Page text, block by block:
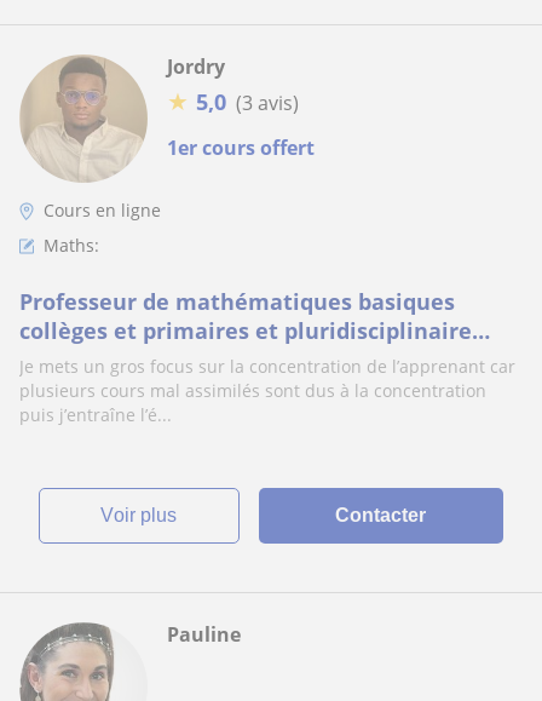
1er cours offert
Jordry
★ 5,0 (3 avis)
Cours en ligne
Maths:
Professeur de mathématiques basiques
collèges et primaires et pluridisciplinaire
dont l’anglais, le français, histo-géo et
sciences
Je mets un gros focus sur la concentration de l’apprenant car
plusieurs cours mal assimilés sont dus à la concentration
puis j’entraîne l’é...
voir plus Contacter
Pauline